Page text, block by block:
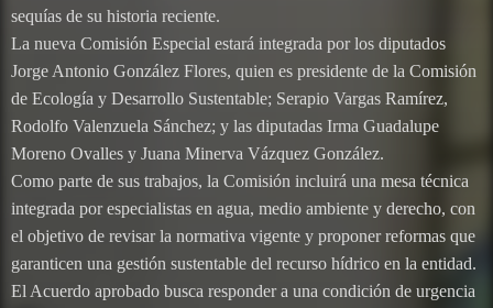
sequías de su historia reciente.
La nueva Comisión Especial estará integrada por los diputados
Jorge Antonio González Flores, quien es presidente de la Comisión
de Ecología y Desarrollo Sustentable; Serapio Vargas Ramírez,
Rodolfo Valenzuela Sánchez; y las diputadas Irma Guadalupe
Moreno Ovalles y Juana Minerva Vázquez González.
Como parte de sus trabajos, la Comisión incluirá una mesa técnica
integrada por especialistas en agua, medio ambiente y derecho, con
el objetivo de revisar la normativa vigente y proponer reformas que
garanticen una gestión sustentable del recurso hídrico en la entidad.
El Acuerdo aprobado busca responder a una condición de urgencia